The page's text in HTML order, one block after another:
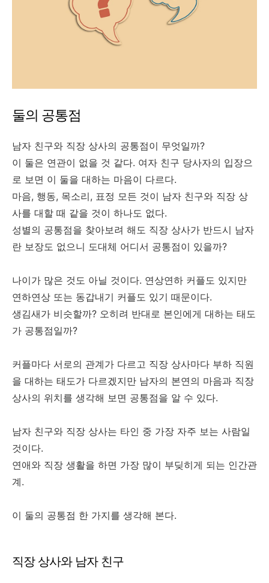
둘의 공통점
남자 친구와 직장 상사의 공통점이 무엇일까?
이 둘은 연관이 없을 것 같다. 여자 친구 당사자의 입장으
로 보면 이 둘을 대하는 마음이 다르다.
마음, 행동, 목소리, 표정 모든 것이 남자 친구와 직장 상
사를 대할 때 같을 것이 하나도 없다.
성별의 공통점을 찾아보려 해도 직장 상사가 반드시 남자
란 보장도 없으니 도대체 어디서 공통점이 있을까?
나이가 많은 것도 아닐 것이다. 연상연하 커플도 있지만
연하연상 또는 동갑내기 커플도 있기 때문이다.
생김새가 비슷할까? 오히려 반대로 본인에게 대하는 태도
가 공통점일까?
커플마다 서로의 관계가 다르고 직장 상사마다 부하 직원
을 대하는 태도가 다르겠지만 남자의 본연의 마음과 직장
상사의 위치를 생각해 보면 공통점을 알 수 있다.
남자 친구와 직장 상사는 타인 중 가장 자주 보는 사람일
것이다.
연애와 직장 생활을 하면 가장 많이 부딪히게 되는 인간관
계.
이 둘의 공통점 한 가지를 생각해 본다.
직장 상사와 남자 친구